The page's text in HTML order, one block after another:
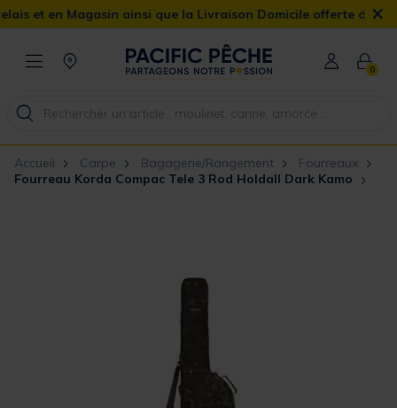
en Magasin ainsi que la Livraison Domicile offerte dès 90€ ×
0
Accueil Carpe Bagagerie/Rangement
Fourreaux
Fourreau Korda Compac Tele 3 Rod Holdall Dark Kamo